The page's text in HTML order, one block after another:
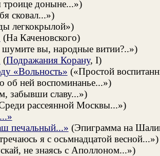
доныне...»)
сковал...»)
легкокрылой»)
(На Каченовского)
вы, народные витии?..»)
(Подражания Корану, I)
«Вольность» («Простой
об ней воспоминанье...»)
забывши славу...»)
рассеянной Москвы...»)
печальный...» (Эпиграмма на
я с осьмнадцатой весной...»)
не знаясь с Аполлоном...»)